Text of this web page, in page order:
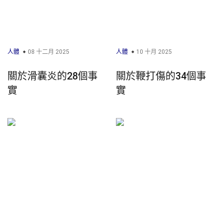
人體 08 十二月 2025
關於滑囊炎的28個事
實
人體 10 十月 2025
關於鞭打傷的34個事
實